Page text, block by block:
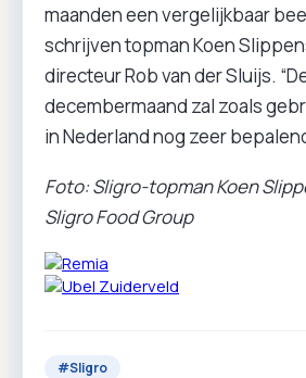
maanden een vergelijkbaar
schrijven topman Koen
directeur Rob van der Sluijs.
decembermaand zal zoals
in Nederland nog zeer
Foto: Sligro-topman Koen
Sligro Food Group
#Sligro